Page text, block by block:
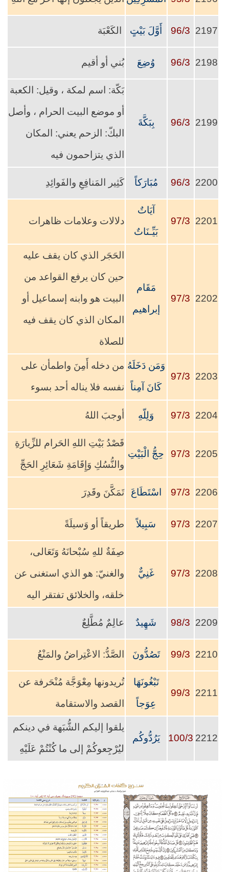
2197
96/3 أَوَّلَ بَيْتٍ الكَعْبَة
2198
96/3 وُضِعَ بُني أو أقيم
2199
96/3 بِبَكَّةَ
بَكّة: اسم لمكة ، وقيل: الكعبة
أو موضع البيت الحرام ، وأصل
البكّ: الزحم يعني: المكان
الذي يتزاحمون فيه
2200
96/3 مُبَارَكاً كَثِير المَنافِعِ والفَوائِدِ
2201
97/3
آيَاتٌ
بَيِّـنَاتٌ
دلالات وعلامات ظاهرات
2202
97/3
مَقَام
إبراهيم
الحَجَر الذي كان يقف عليه
حين كان يرفع القواعد من
البيت هو وابنه إسماعيل أو
المكان الذي كان يقف فيه
للصلاة
2203
97/3
وَمَن دَخَلَهُ
كَانَ آمِناً
من دخله أَمِنَ واطمأن على
نفسه فلا يناله أحد بسوء
2204
97/3 وَلِلّهِ أوجبَ اللهُ
2205
97/3 حِجُّ الْبَيْتِ
قَصْدُ بَيْتِ اللهِ الحَرام للزِّيارَةِ
والنُّسُكِ وَإِقَامَةِ شَعَائِرِ الحَجِّ
2206
97/3 اسْتَطَاعَ تَمَكَّنَ وقَدِرَ
2207
97/3 سَبِيلاً طريقاً أو وَسيلَةً
2208
97/3 غَنِيٌّ
صِفَةٌ للهِ سُبْحانَهُ وَتَعَالى،
والغنيّ: هو الذي استغنى عن
خلقه، والخلائق تفتقر اليه
2209
98/3 شَهِيدٌ عالِمٌ مُطَّلِعٌ
2210
99/3 تَصُدُّونَ الصَّدُّ: الاعْتِراضُ والمَنْعُ
2211
99/3
تَبْغُونَهَا
عِوَجاً
تُريدونها مِعْوَجَّة مُنْحَرفة عن
القصد والاستقامة
2212
100/3 يَرُدُّوكُم
يلقوا إليكم الشُّبَهة في دينكم
ليُرْجِعوكُمْ إلى ما كُنْتُمْ عَلَيْهِ